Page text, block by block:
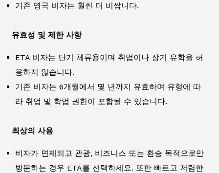
기존 영국 비자는 훨씬 더 비쌉니다.
유효성 및 제한 사항
ETA 비자는 단기 체류용이며 취업이나 장기 유학을 허
용하지 않습니다.
기존 비자는 6개월에서 몇 년까지 유효하며 유형에 따
라 취업 및 학업 권한이 포함될 수 있습니다.
최상의 사용
비자가 면제되고 관광, 비즈니스 또는 환승 목적으로만
방문하는 경우 ETA를 선택하세요. 또한 빠르고 저렴한